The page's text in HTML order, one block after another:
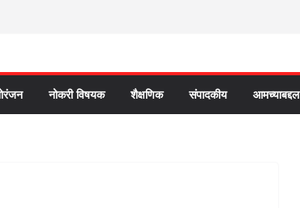
नोकरी विषयक शैक्षणिक संपादकीय आमच्याबद्दल